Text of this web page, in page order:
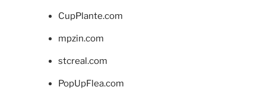
CupPlante.com
mpzin.com
stcreal.com
PopUpFlea.com